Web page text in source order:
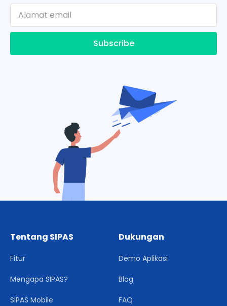
Subscribe
Tentang SIPAS
Fitur
Mengapa SIPAS?
SIPAS Mobile
Dukungan
Demo Aplikasi
Blog
FAQ